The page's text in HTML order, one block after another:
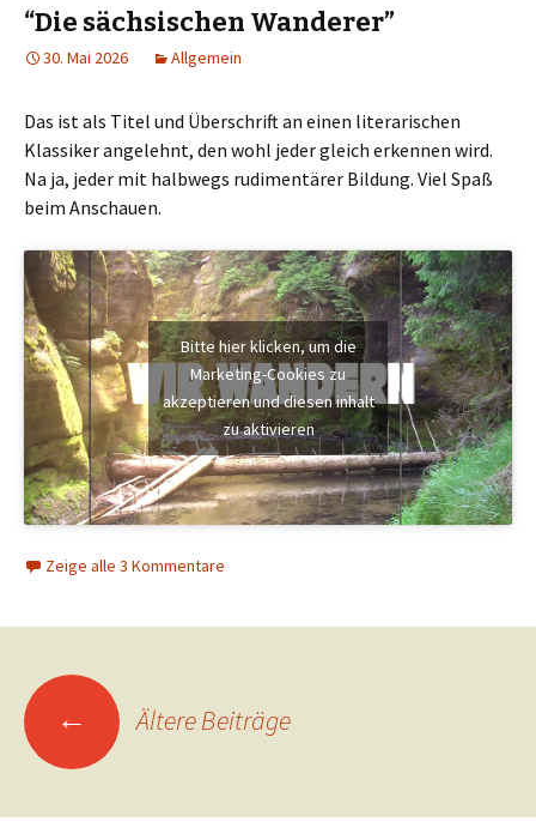
“Die sächsischen Wanderer”
30. Mai 2026 Allgemein
Das ist als Titel und Überschrift an einen literarischen
Klassiker angelehnt, den wohl jeder gleich erkennen wird.
Na ja, jeder mit halbwegs rudimentärer Bildung. Viel Spaß
beim Anschauen.
Bitte hier klicken, um die
Marketing-Cookies zu
akzeptieren und diesen inhalt
zu aktivieren
Zeige alle 3 Kommentare
Beitrags-
Navigation
← Ältere Beiträge